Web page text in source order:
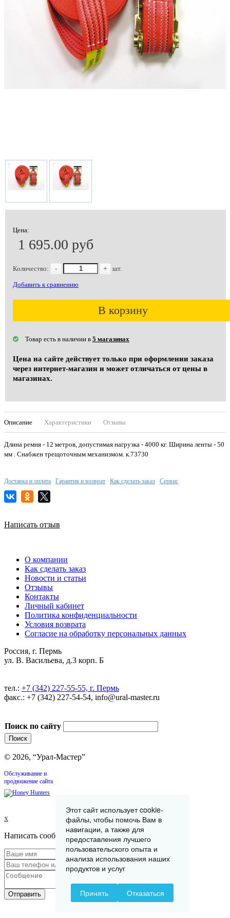
Цена:
1 695.00 руб
Количество: - + шт.
Добавить к сравнению
В корзину
Товар есть в наличии в 5 магазинах
Цена на сайте действует только при оформлении заказа
через интернет-магазин и может отличаться от цены в
магазинах.
Описание Характеристики Отзывы
Длина ремня - 12 метров, допустимая нагрузка - 4000 кг. Ширина ленты - 50
мм . Снабжен трещоточным механизмом. к.73730
Доставка и оплата Гарантия и возврат Как сделать заказ Сервис
Написать отзыв
О компании
Как сделать заказ
Новости и статьи
Отзывы
Контакты
Личный кабинет
Политика конфиденциальности
Условия возврата
Согласие на обработку персональных данных
Россия, г. Пермь
ул. В. Васильева, д.3 корп. Б
тел.: +7 (342) 227-55-55, г. Пермь
факс.: +7 (342) 227-54-54, info@ural-master.ru
Поиск по сайту
© 2026, “Урал-Мастер”
Обслуживание и
продвижение сайта
x
Написать сообщение
Отправить
Этот сайт использует cookie-
файлы, чтобы помочь Вам в
навигации, а также для
предоставления лучшего
пользовательского опыта и
анализа использования наших
продуктов и услуг
Принять Отказаться